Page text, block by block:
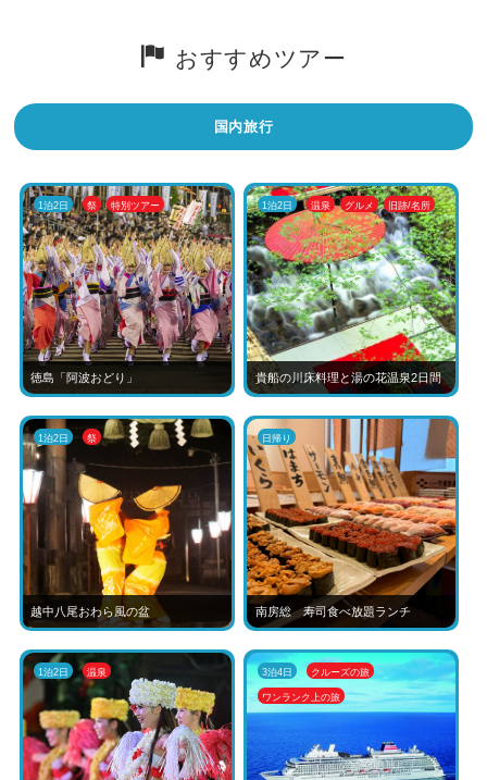
おすすめツアー
国内旅行
1泊2日 祭 特別ツアー
徳島「阿波おどり」
1泊2日 温泉 グルメ 旧跡/名所
貴船の川床料理と湯の花温泉2日間
1泊2日 祭
越中八尾おわら風の盆
日帰り
南房総 寿司食べ放題ランチ
1泊2日 温泉 3泊4日 クルーズの旅
ワンランク上の旅